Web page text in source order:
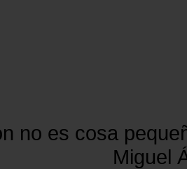
no es cosa
Miguel